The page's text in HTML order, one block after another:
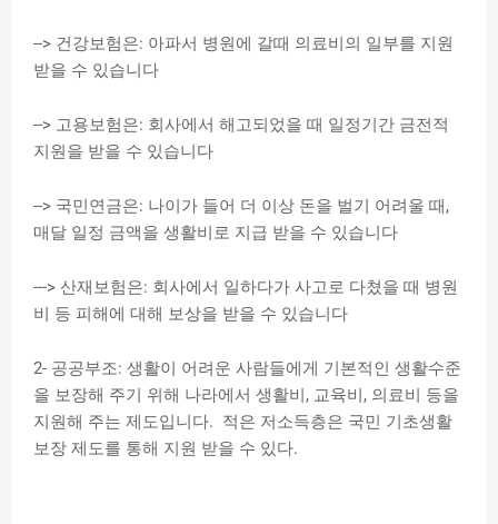
--> 건강보험은: 아파서 병원에 갈때 의료비의 일부를 지원
받을 수 있습니다
--> 고용보험은: 회사에서 해고되었을 때 일정기간 금전적
지원을 받을 수 있습니다
--> 국민연금은: 나이가 들어 더 이상 돈을 벌기 어려울 때,
매달 일정 금액을 생활비로 지급 받을 수 있습니다
---> 산재보험은: 회사에서 일하다가 사고로 다쳤을 때 병원
비 등 피해에 대해 보상을 받을 수 있습니다
2- 공공부조: 생활이 어려운 사람들에게 기본적인 생활수준
을 보장해 주기 위해 나라에서 생활비, 교육비, 의료비 등을
지원해 주는 제도입니다. 적은 저소득층은 국민 기초생활
보장 제도를 통해 지원 받을 수 있다.